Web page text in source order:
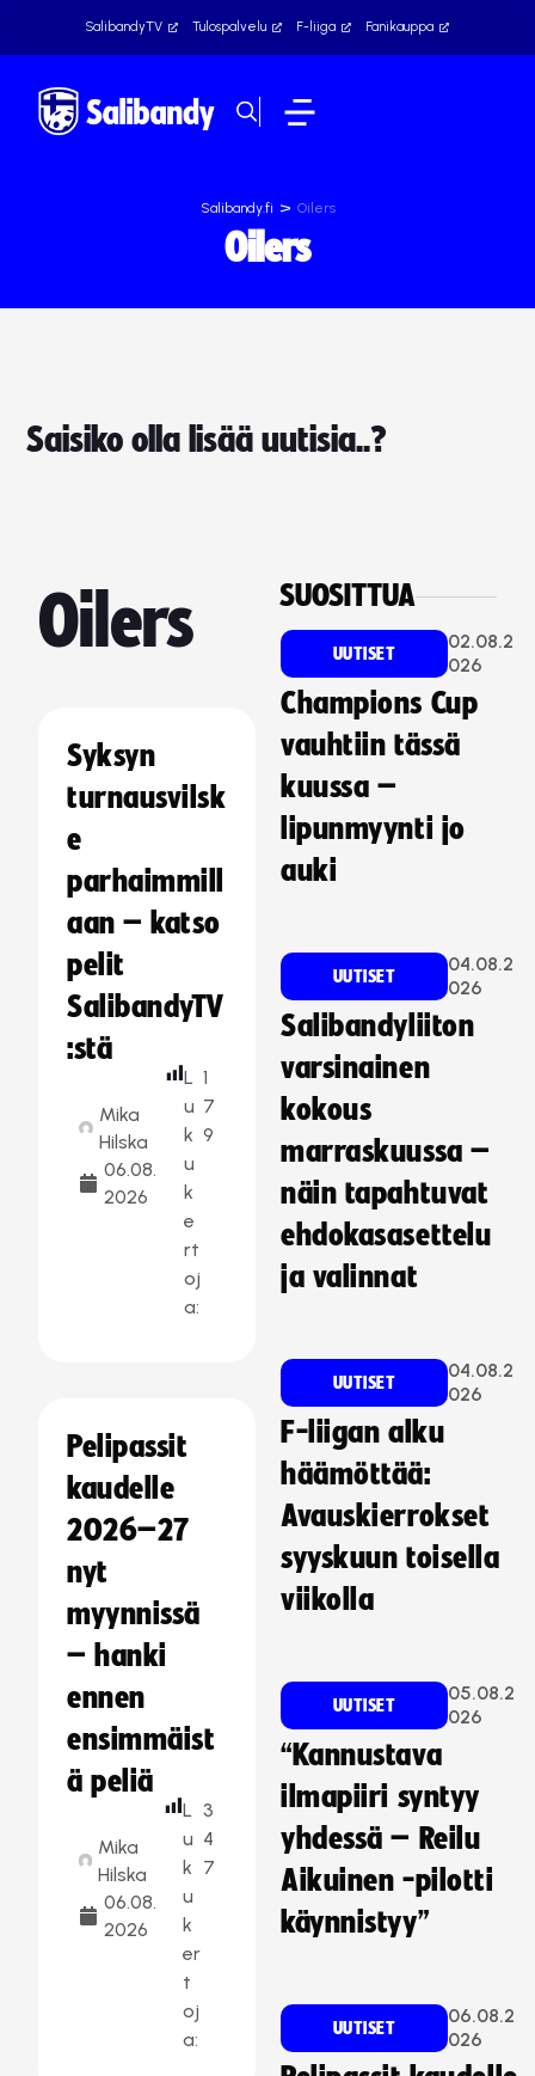
SalibandyTV Tulospalvelu F-liiga Fanikauppa
Salibandy.fi > Oilers
Oilers
Saisiko olla lisää uutisia..?
Oilers
Syksyn
turnausvilsk
e
parhaimmill
aan – katso
pelit
SalibandyTV
:stä
Mika
Hilska
06.08.
2026
L
u
k
u
k
e
rt
oj
a:
1
7
9
Pelipassit
kaudelle
2026–27
nyt
myynnissä
– hanki
ennen
ensimmäist
ä peliä
Mika
Hilska
06.08.
2026
L
u
k
u
k
er
t
oj
a:
3
4
7
SUOSITTUA
UUTISET
02.08.2
026
Champions Cup
vauhtiin tässä
kuussa –
lipunmyynti jo
auki
UUTISET
04.08.2
026
Salibandyliiton
varsinainen
kokous
marraskuussa –
näin tapahtuvat
ehdokasasettelu
ja valinnat
UUTISET
04.08.2
026
F-liigan alku
häämöttää:
Avauskierrokset
syyskuun toisella
viikolla
UUTISET
05.08.2
026
“Kannustava
ilmapiiri syntyy
yhdessä – Reilu
Aikuinen -pilotti
käynnistyy”
UUTISET
06.08.2
026